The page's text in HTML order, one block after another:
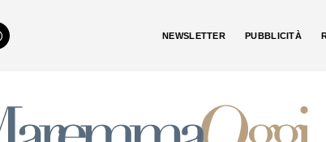
NEWSLETTER PUBBLICITÀ